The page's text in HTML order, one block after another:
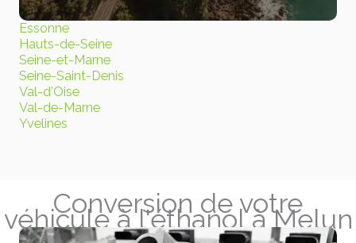
Essonne
Hauts-de-Seine
Seine-et-Marne
Seine-Saint-Denis
Val-d'Oise
Val-de-Marne
Yvelines
Conversion de votre
véhicule à l'éthanol à Melun